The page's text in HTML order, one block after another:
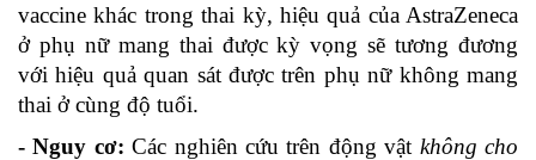
vaccine khác trong thai kỳ, hiệu quả của AstraZeneca
ở phụ nữ mang thai được kỳ vọng sẽ tương đương
với hiệu quả quan sát được trên phụ nữ không mang
thai ở cùng độ tuổi.
- Nguy cơ: Các nghiên cứu trên động vật không cho